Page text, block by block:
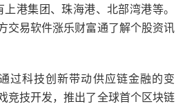
港集团、珠海港、北部湾港等。
交易软件涨乐财富通了解个股资讯
过科技创新带动供应链金融的变
竞技开发，推出了全球首个区块链